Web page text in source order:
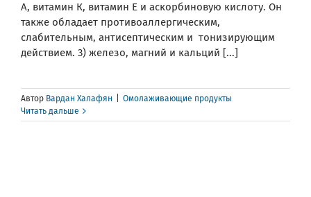
А, витамин К, витамин Е и аскорбиновую кислоту. Он
также обладает противоаллергическим,
слабительным, антисептическим и тонизирующим
действием. 3) железо, магний и кальций [...]
Автор Вардан Халафян
Омолаживающие продукты
Читать дальше